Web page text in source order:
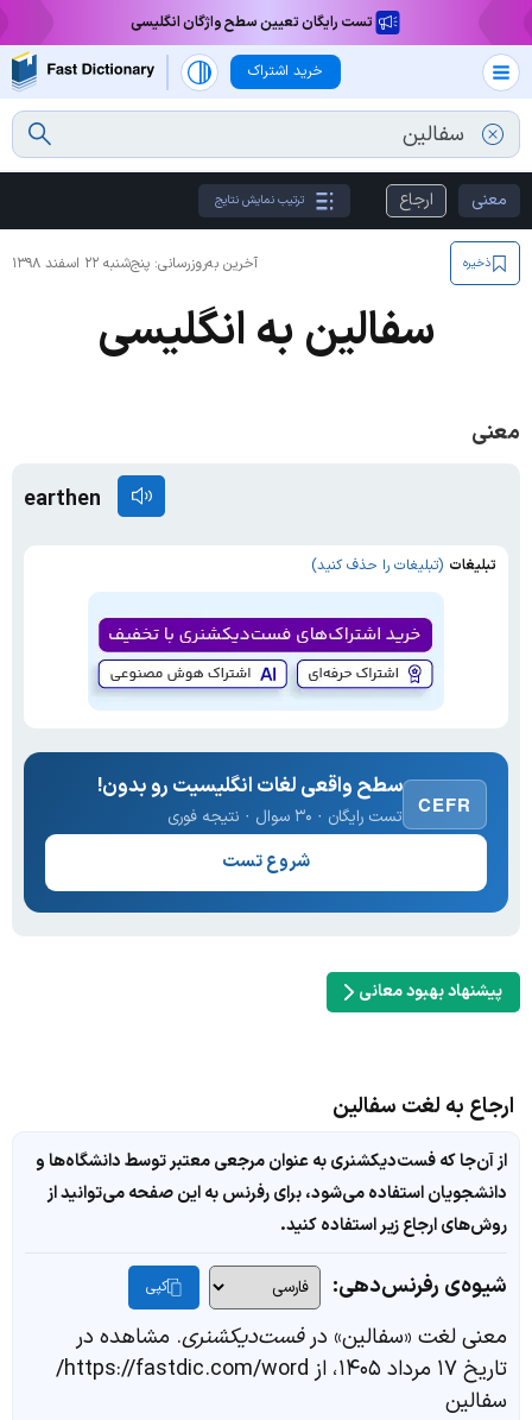
تست رایگان تعیین سطح واژگان انگلیسی
خرید اشتراک
معنی ارجاع ترتیب نمایش نتایج
آخرین به‌روزرسانی: پنج‌شنبه ۲۲ اسفند ۱۳۹۸ ذخیره
سفالین به انگلیسی
معنی
earthen
تبلیغات (تبلیغات را حذف کنید)
CEFR
سطح واقعی لغات انگلیسیت رو بدون!
تست رایگان · ۳۰ سوال · نتیجه فوری
شروع تست
پیشنهاد بهبود معانی
ارجاع به لغت سفالین
از آن‌جا که فست‌دیکشنری به عنوان مرجعی معتبر توسط دانشگاه‌ها و
دانشجویان استفاده می‌شود، برای رفرنس به این صفحه می‌توانید از
روش‌های ارجاع زیر استفاده کنید.
شیوه‌ی رفرنس‌دهی: کپی
معنی لغت «سفالین» درفست‌دیکشنری. مشاهده در
تاریخ ۱۷ مرداد ۱۴۰۵، از https://fastdic.com/word/
سفالین